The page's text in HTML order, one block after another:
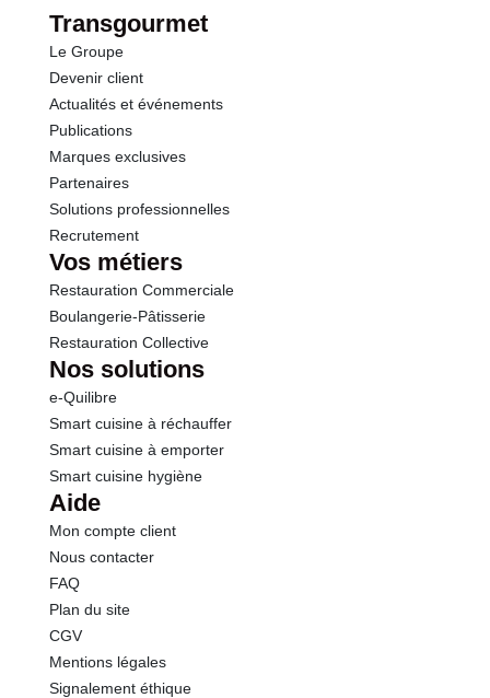
Transgourmet
Le Groupe
Devenir client
Actualités et événements
Publications
Marques exclusives
Partenaires
Solutions professionnelles
Recrutement
Vos métiers
Restauration Commerciale
Boulangerie-Pâtisserie
Restauration Collective
Nos solutions
e-Quilibre
Smart cuisine à réchauffer
Smart cuisine à emporter
Smart cuisine hygiène
Aide
Mon compte client
Nous contacter
FAQ
Plan du site
CGV
Mentions légales
Signalement éthique